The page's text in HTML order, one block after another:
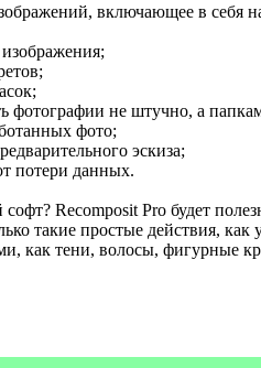
включающее в себя
изображения;
фотографии не штучно, а
фото;
эскиза;
потери данных.
Recomposit Pro будет
такие простые действия,
как тени, волосы, фигурные